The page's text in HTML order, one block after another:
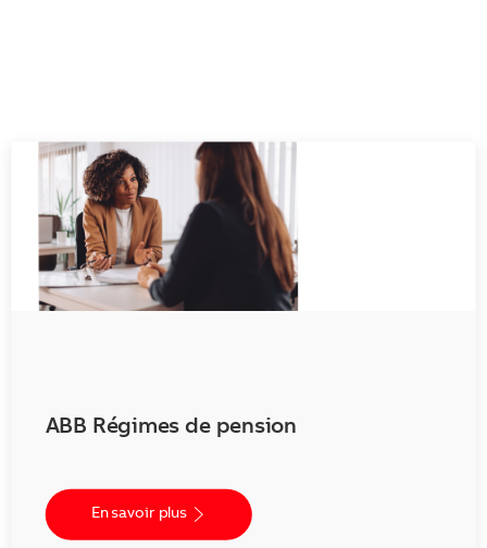
ABB Régimes de pension
En savoir plus